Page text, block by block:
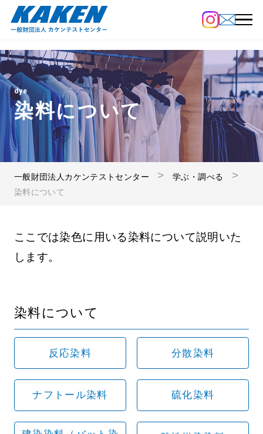
dye
染料について
一般財団法人カケンテストセンター
学ぶ・調べる
染料について
ここでは染色に用いる染料について説明いた
します。
染料について
反応染料 分散染料
ナフトール染料 硫化染料